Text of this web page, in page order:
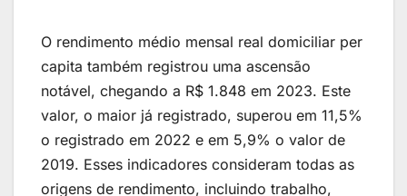
O rendimento médio mensal real domiciliar per
capita também registrou uma ascensão
notável, chegando a R$ 1.848 em 2023. Este
valor, o maior já registrado, superou em 11,5%
o registrado em 2022 e em 5,9% o valor de
2019. Esses indicadores consideram todas as
origens de rendimento, incluindo trabalho,